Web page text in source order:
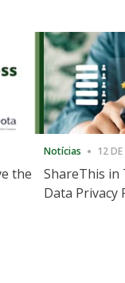
the
Notícias 12
ShareThis in
Data Privacy